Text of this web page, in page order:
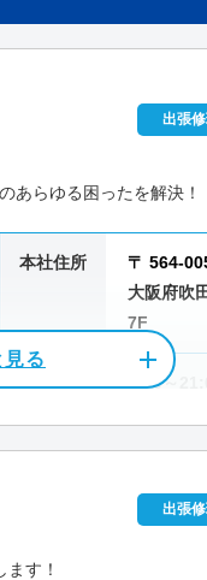
出張
あらゆる困ったを解決！
本社住所
〒 564-
大阪府吹
7F
受付時間 9:00～
パソコン
料金
出張
す！